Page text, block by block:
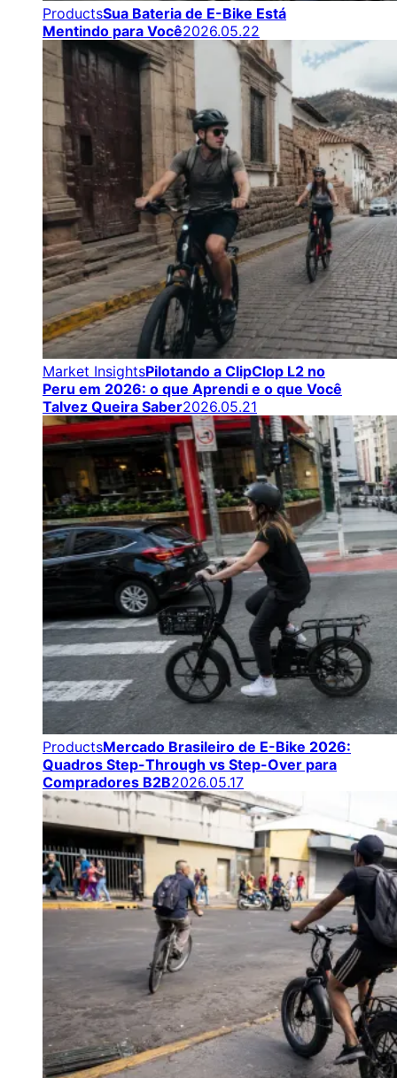
ProductsSua Bateria de E-Bike Está
Mentindo para Você2026.05.22
Market InsightsPilotando a ClipClop L2 no
Peru em 2026: o que Aprendi e o que Você
Talvez Queira Saber2026.05.21
ProductsMercado Brasileiro de E-Bike 2026:
Quadros Step-Through vs Step-Over para
Compradores B2B2026.05.17